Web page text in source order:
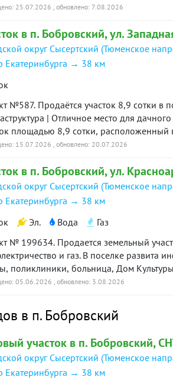
ленточный фундамент и монолитная
и бани; электричество 15 кВт (380 В); газ по
межевание, присвоен адрес. Также есть баня из бревна
6×3 м и ухоженный плодовый сад.. Цена: 5 500 000
для тех, кто хочет построить дом
Звоните, чтобы договориться о
25.07.2026 , обновлено: 7.08.2026
в п. Бобровский, ул.
округ Сысертский (Тюменское
Екатеринбурга → 38 км
сотки в посёлке Боровский ДНП | Рядом вся
| Отличное место для
площадью 8,9 сотки,
Участок правильной формы,
использования: дачное
и дороги по границе участка
— Удобное расположение:
транспорта Документы
15.07.2026 , обновлено: 20.07.2026
в п. Бобровский, ул.
округ Сысертский (Тюменское
Екатеринбурга → 38 км
Эл. Вода Газ
№ 199634. Продается земельный
и газ. В поселке развита
поликлиники, больница, Дом
магазины, лыжная школа олимпийского резерва (привозят
звоните!
05.06.2026 , обновлено: 3.08.2026
в п. Бобровский
участок в п. Бобровский,
округ Сысертский (Тюменское
Екатеринбурга → 38 км